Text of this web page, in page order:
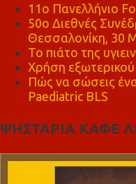
11ο Πανελλήνιο
50ο Διεθνές
Θεσσαλονίκη, 30
Το πιάτο της
Χρήση
Πώς να σώσεις
Paediatric BLS
ΨΗΣΤΑΡΙΑ ΚΑΦΕ